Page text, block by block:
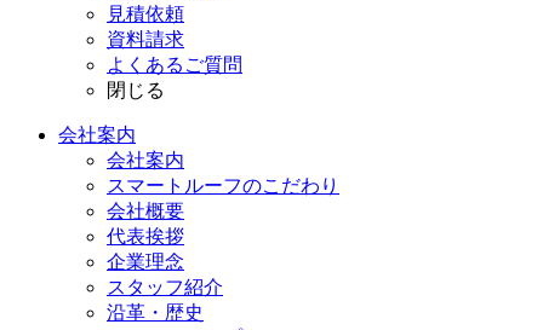
見積依頼
資料請求
よくあるご質問
閉じる
会社案内
会社案内
スマートルーフのこだわり
会社概要
代表挨拶
企業理念
スタッフ紹介
沿革・歴史